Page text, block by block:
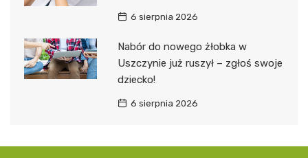
6 sierpnia 2026
Nabór do nowego żłobka w
Uszczynie już ruszył – zgłoś swoje
dziecko!
6 sierpnia 2026